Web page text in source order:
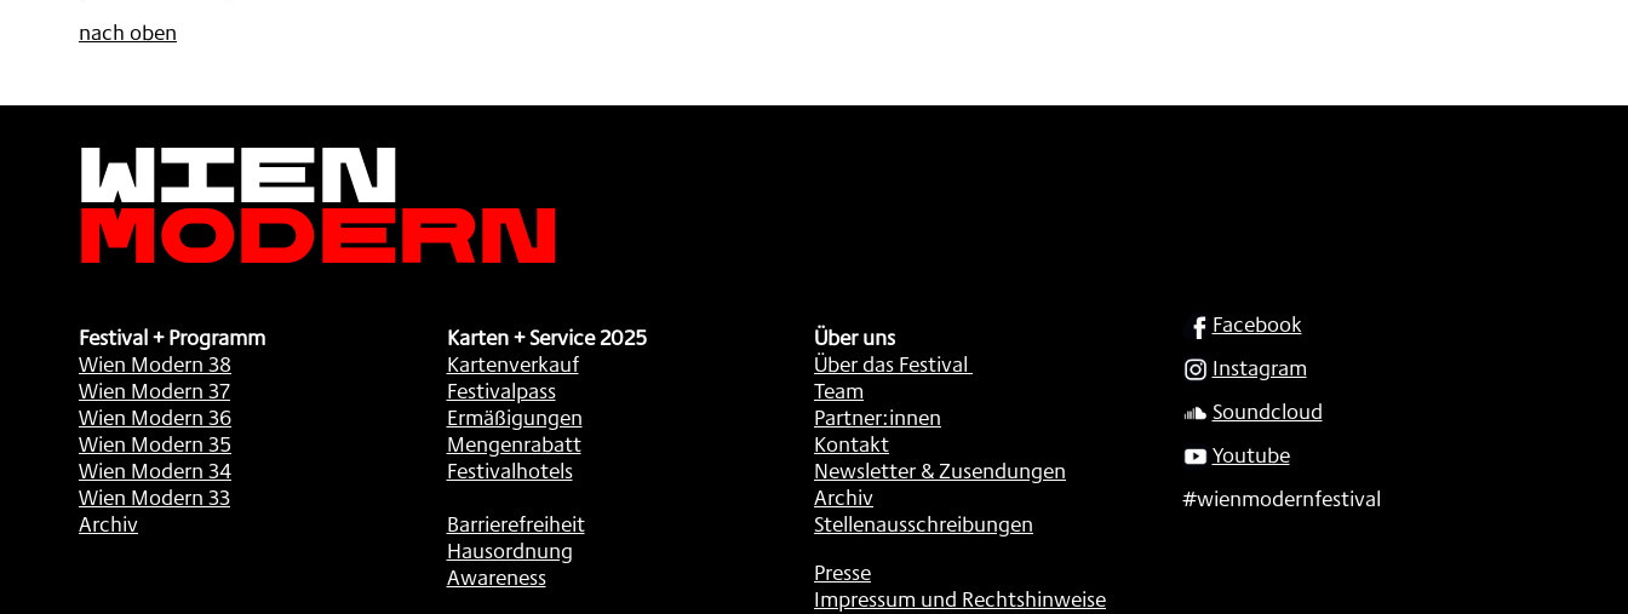
nach oben
Wien
Modern
Festival + Programm
Wien Modern 38
Wien Modern 37
Wien Modern 36
Wien Modern 35
Wien Modern 34
Wien Modern 33
Archiv
Karten + Service 2025
Kartenverkauf
Festivalpass
Ermäßigungen
Mengenrabatt
Festivalhotels
Barrierefreiheit
Hausordnung
Awareness
Über uns
Über das Festival
Team
Partner:innen
Kontakt
Newsletter & Zusendungen
Archiv
Stellenausschreibungen
Presse
Impressum und Rechtshinweise
SOCIAL
Facebook
Instagram
Soundcloud
Youtube
#wienmodernfestival